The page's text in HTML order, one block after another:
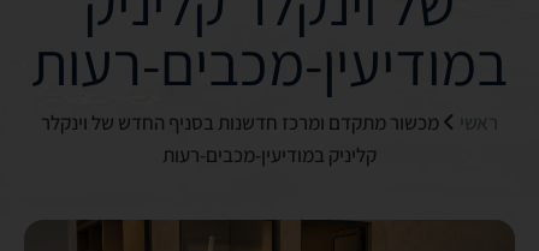
במודיעין-מכבים-רעות
ראשי
מכשור מתקדם ומרכז חדשנות בסניף החדש של וינקלר
קליניק במודיעין-מכבים-רעות